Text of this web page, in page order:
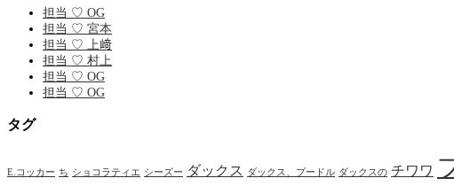
担当 ♡ OG
担当 ♡ 宮本
担当 ♡ 上﨑
担当 ♡ 村上
担当 ♡ OG
担当 ♡ OG
タグ
E.コッカー ち ショコラティエ シーズー ダックス ダックス、プードル ダックスの チワワ